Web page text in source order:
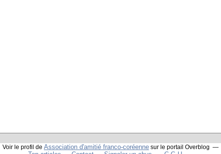
Voir le profil de Association d'amitié franco-coréenne sur le portail Overblog